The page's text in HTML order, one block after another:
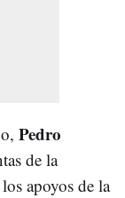
Pedro
de la
apoyos de la